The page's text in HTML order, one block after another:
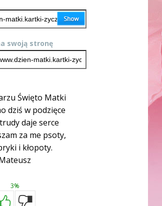
swoją stronę
Święto Matki
dziś w podzięce
daje serce
za me psoty,
i kłopoty.
3%